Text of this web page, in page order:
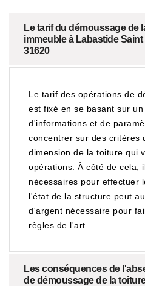
Le tarif du démoussage de
immeuble à Labastide
31620
Le tarif des opérations de
est fixé en se basant sur
d'informations et de
concentrer sur des critères
dimension de la toiture qui
opérations. À côté de cela,
nécessaires pour effectuer
l'état de la structure peut
d'argent nécessaire pour
règles de l'art.
Les conséquences de
de démoussage de la